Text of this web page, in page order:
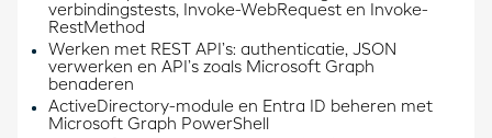
verbindingstests, Invoke-WebRequest en Invoke-
RestMethod
Werken met REST API’s: authenticatie, JSON
verwerken en API’s zoals Microsoft Graph
benaderen
ActiveDirectory-module en Entra ID beheren met
Microsoft Graph PowerShell